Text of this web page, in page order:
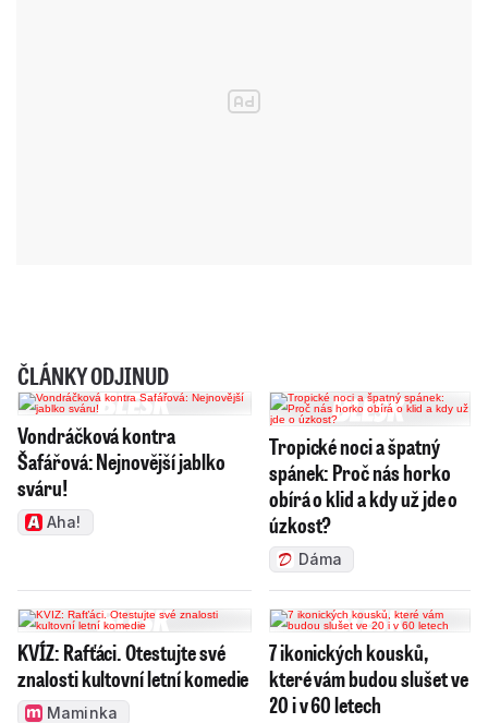
ČLÁNKY ODJINUD
Vondráčková kontra
Šafářová: Nejnovější jablko
sváru!
Aha!
Tropické noci a špatný
spánek: Proč nás horko
obírá o klid a kdy už jde o
úzkost?
Dáma
KVÍZ: Rafťáci. Otestujte své
znalosti kultovní letní komedie
Maminka
7 ikonických kousků,
které vám budou slušet ve
20 i v 60 letech